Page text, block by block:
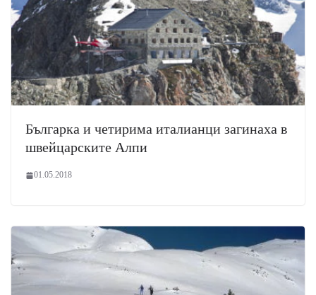
Българка и четирима италианци загинаха в
швейцарските Алпи
01.05.2018